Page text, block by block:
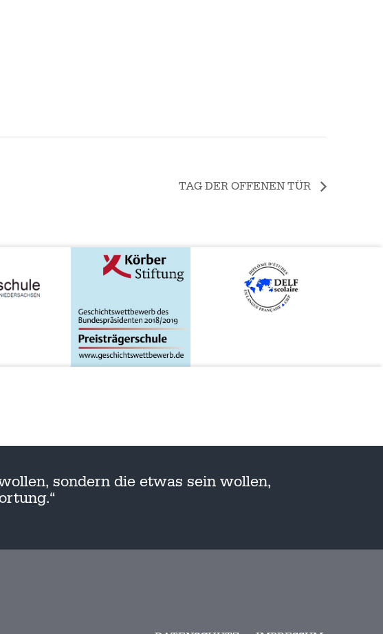
TAG DER OFFENEN TÜR
sondern die etwas sein wollen,